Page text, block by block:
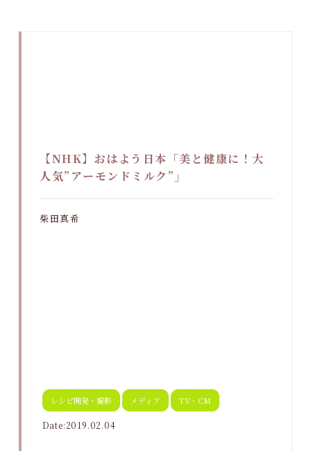
【NHK】おはよう日本「美と健康に！大
人気”アーモンドミルク”」
柴田真希
レシピ開発・撮影 メディア TV・CM
Date:2019.02.04